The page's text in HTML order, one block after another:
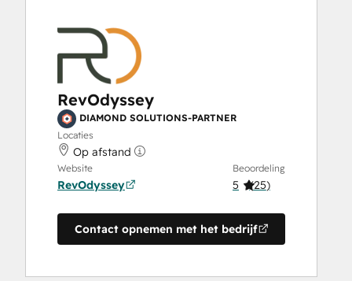
RevOdyssey
DIAMOND SOLUTIONS-PARTNER
Locaties
Op afstand
Website
RevOdyssey
Beoordeling
5 (25)
Contact opnemen met het bedrijf